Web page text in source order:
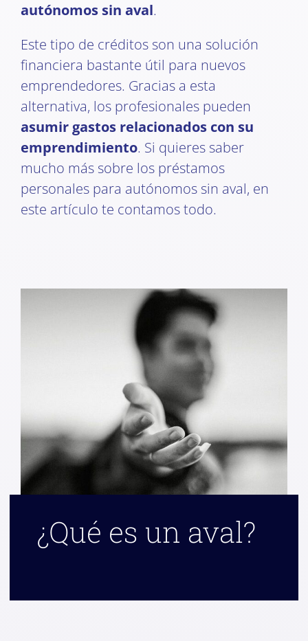
autónomos sin aval.
Este tipo de créditos son una solución
financiera bastante útil para nuevos
emprendedores. Gracias a esta
alternativa, los profesionales pueden
asumir gastos relacionados con su
emprendimiento. Si quieres saber
mucho más sobre los préstamos
personales para autónomos sin aval, en
este artículo te contamos todo.
¿Qué es un aval?